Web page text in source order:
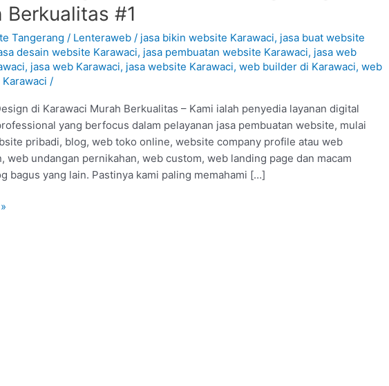
Berkualitas #1
Tangerang / Lenteraweb/ jasa bikin website Karawaci, jasa buat website
desain website Karawaci, jasa pembuatan website Karawaci, jasa web
, jasa web Karawaci, jasa website Karawaci,web builder di Karawaci,web
/
di Karawaci Murah Berkualitas – Kami ialah penyedia layanan digital
yang berfocus dalam pelayanan jasa pembuatan website, mulai
pribadi, blog, web toko online, website company profile atau web
web undangan pernikahan, web custom, web landing page dan macam
bagus yang lain. Pastinya kami paling memahami […]